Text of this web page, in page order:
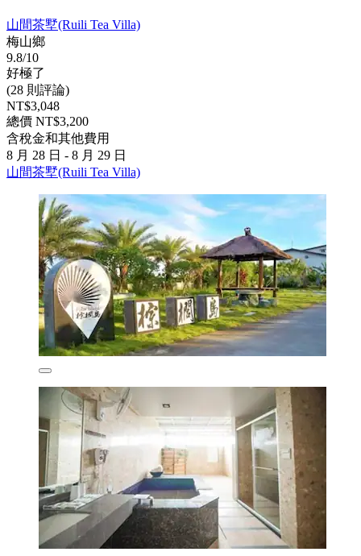
山間茶墅(Ruili Tea Villa)
梅山鄉
9.8/10
好極了
(28 則評論)
NT$3,048
總價 NT$3,200
含稅金和其他費用
8 月 28 日 - 8 月 29 日
山間茶墅(Ruili Tea Villa)